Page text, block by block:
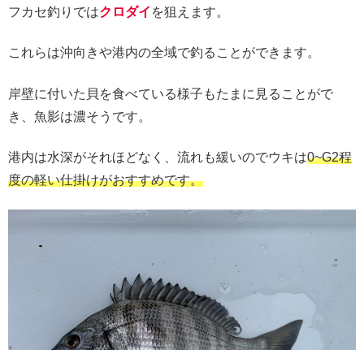
フカセ釣りではクロダイ を狙えます。
これらは沖向きや港内の全域で釣ることができます。
岸壁に付いた貝を食べている様子もたまに見ることがで
き、魚影は濃そうです。
港内は水深がそれほどなく、流れも緩いのでウキは0~G2程
度の軽い仕掛けがおすすめです。